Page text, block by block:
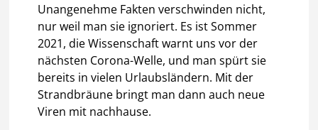
Unangenehme Fakten verschwinden nicht,
nur weil man sie ignoriert. Es ist Sommer
2021, die Wissenschaft warnt uns vor der
nächsten Corona-Welle, und man spürt sie
bereits in vielen Urlaubsländern. Mit der
Strandbräune bringt man dann auch neue
Viren mit nachhause.